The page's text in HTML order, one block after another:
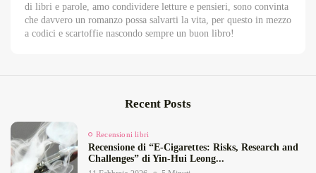
di libri e parole, amo condividere letture e pensieri, sono convinta
che davvero un romanzo possa salvarti la vita, per questo in mezzo
a codici e scartoffie nascondo sempre un buon libro!
Recent Posts
Recensioni libri
Recensione di “E‑Cigarettes: Risks, Research and
Challenges” di Yin‑Hui Leong...